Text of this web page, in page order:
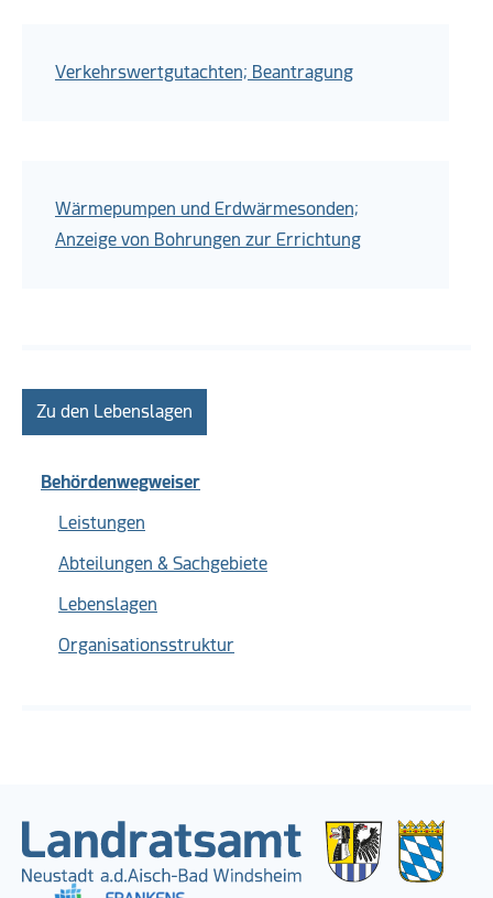
Verkehrswertgutachten; Beantragung
Wärmepumpen und Erdwärmesonden;
Anzeige von Bohrungen zur Errichtung
Zu den Lebenslagen
Behördenwegweiser
Leistungen
Abteilungen & Sachgebiete
Lebenslagen
Organisationsstruktur